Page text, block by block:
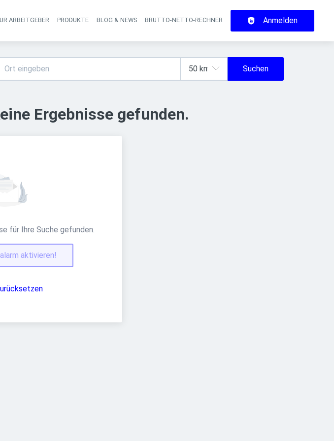
Haupt-Navigation
ARBEITGEBER PRODUKTE BLOG & NEWS BRUTTO-NETTO-RECHNER Anmelden
Suchen
Ergebnisse gefunden.
für Ihre Suche gefunden.
aktivieren!